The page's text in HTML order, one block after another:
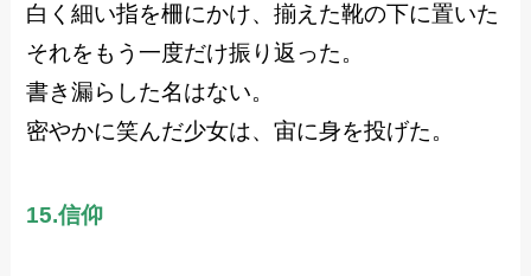
白く細い指を柵にかけ、揃えた靴の下に置いた
それをもう一度だけ振り返った。
書き漏らした名はない。
密やかに笑んだ少女は、宙に身を投げた。
15.信仰